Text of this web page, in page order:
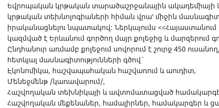
Եվրոպական կրթական տարածաշրջանային ակադեմիայի
կրթական տեխնոլոգիաների հիման վրա՝ միջին
իրականացնելու նպատակով: Ներկայումս
կազմված է Երևանում գործող մայր քոլեջից և մարզերում
Ընդհանուր առմամբ քոլեջում սովորում է շուրջ 450
հետևյալ մասնագիտությունների գծով`
Էկոնոմիկա, հաշվապահական հաշվառում և աուդիտ,
Մենեջմենթ /կառավարում/,
Հաշվողական տեխնիկայի և ավտոմատացված
Հաշվողական մեքենաներ, համալիրներ, համակարգեր և